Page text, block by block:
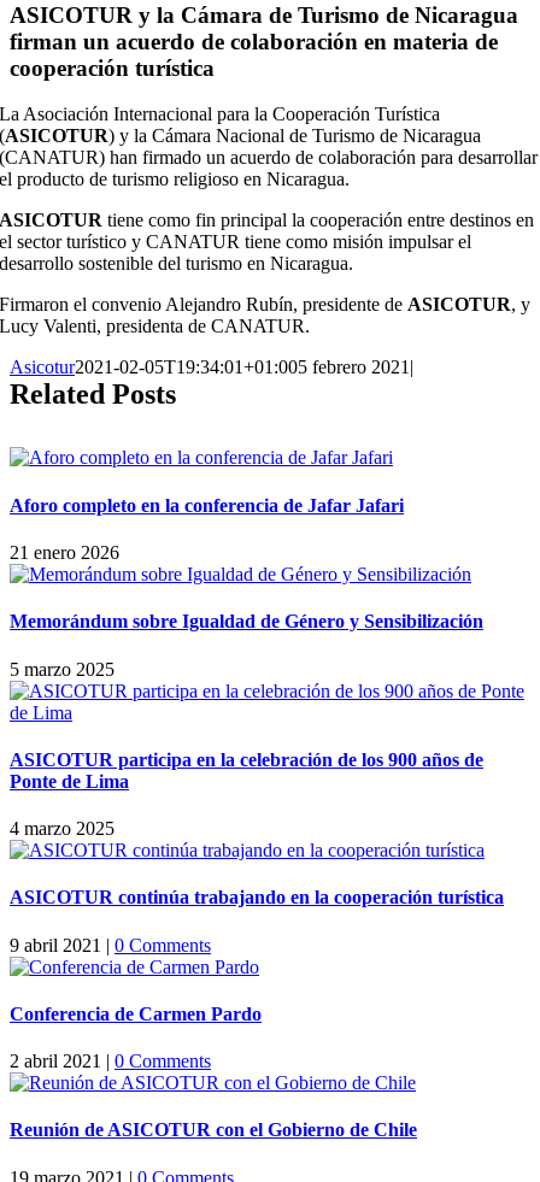
ASICOTUR y la Cámara de Turismo de Nicaragua
firman un acuerdo de colaboración en materia de
cooperación turística
La Asociación Internacional para la Cooperación Turística
(ASICOTUR) y la Cámara Nacional de Turismo de Nicaragua
(CANATUR) han firmado un acuerdo de colaboración para desarrollar
el producto de turismo religioso en Nicaragua.
ASICOTUR tiene como fin principal la cooperación entre destinos en
el sector turístico y CANATUR tiene como misión impulsar el
desarrollo sostenible del turismo en Nicaragua.
Firmaron el convenio Alejandro Rubín, presidente deASICOTUR, y
Lucy Valenti, presidenta de CANATUR.
Asicotur2021-02-05T19:34:01+01:005 febrero 2021|
Related Posts
Aforo completo en la conferencia de Jafar Jafari
21 enero 2026
Memorándum sobre Igualdad de Género y Sensibilización
5 marzo 2025
ASICOTUR participa en la celebración de los 900 años de
Ponte de Lima
4 marzo 2025
ASICOTUR continúa trabajando en la cooperación turística
9 abril 2021 | 0 Comments
Conferencia de Carmen Pardo
2 abril 2021 | 0 Comments
Reunión de ASICOTUR con el Gobierno de Chile
19 marzo 2021 | 0 Comments